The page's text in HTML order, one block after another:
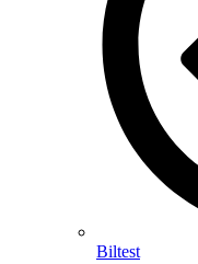
Biltest